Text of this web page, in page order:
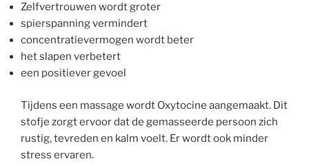
Zelfvertrouwen wordt groter
spierspanning vermindert
concentratievermogen wordt beter
het slapen verbetert
een positiever gevoel
Tijdens een massage wordt Oxytocine aangemaakt. Dit
stofje zorgt ervoor dat de gemasseerde persoon zich
rustig, tevreden en kalm voelt. Er wordt ook minder
stress ervaren.